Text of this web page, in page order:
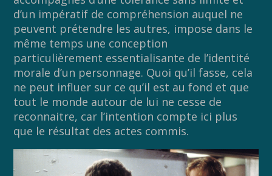
d’un impératif de compréhension auquel ne
peuvent prétendre les autres, impose dans le
même temps une conception
particulièrement essentialisante de l’identité
morale d’un personnage. Quoi qu’il fasse, cela
ne peut influer sur ce qu’il est au fond et que
tout le monde autour de lui ne cesse de
reconnaitre, car l’intention compte ici plus
que le résultat des actes commis.